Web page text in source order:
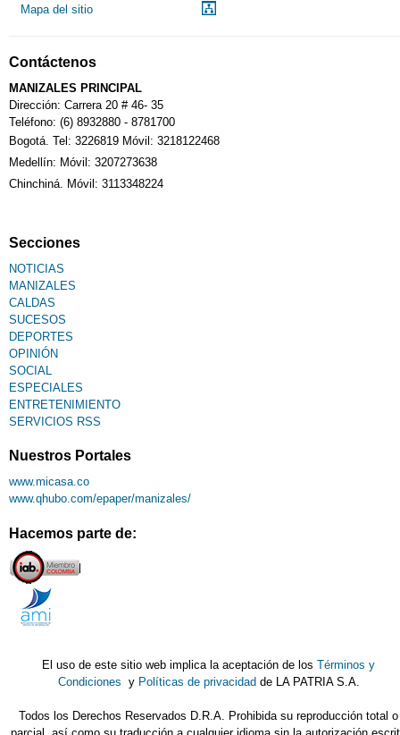
Mapa del sitio
Contáctenos
MANIZALES PRINCIPAL
Dirección: Carrera 20 # 46- 35
Teléfono: (6) 8932880 - 8781700
Bogotá. Tel: 3226819 Móvil: 3218122468
Medellín: Móvil: 3207273638
Chinchiná. Móvil: 3113348224
Secciones
NOTICIAS
MANIZALES
CALDAS
SUCESOS
DEPORTES
OPINIÓN
SOCIAL
ESPECIALES
ENTRETENIMIENTO
SERVICIOS RSS
Nuestros Portales
www.micasa.co
www.qhubo.com/epaper/manizales/
Hacemos parte de:
El uso de este sitio web implica la aceptación de losTérminos y
Condiciones y Políticas de privacidad de LA PATRIA S.A.
Todos los Derechos Reservados D.R.A. Prohibida su reproducción total o